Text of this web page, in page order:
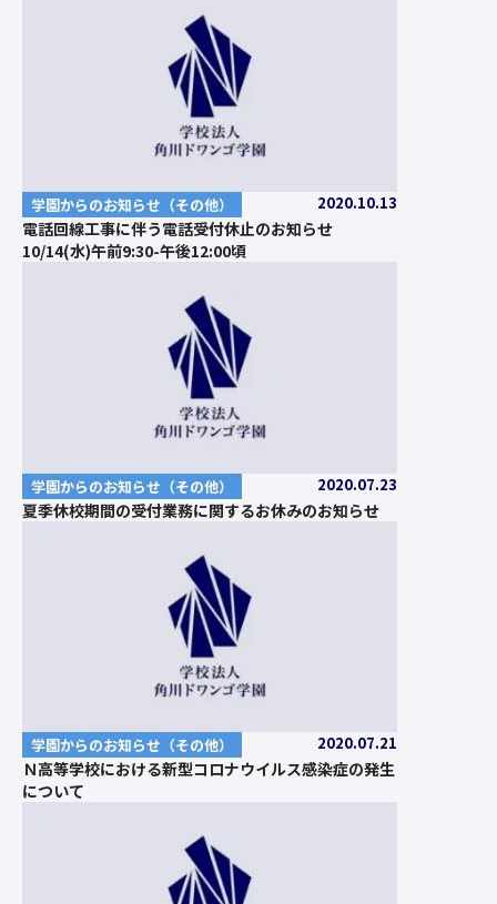
学園からのお知らせ（その他） 2020.10.13
電話回線工事に伴う電話受付休止のお知らせ
10/14(水)午前9:30-午後12:00頃
学園からのお知らせ（その他） 2020.07.23
夏季休校期間の受付業務に関するお休みのお知らせ
学園からのお知らせ（その他） 2020.07.21
Ｎ高等学校における新型コロナウイルス感染症の発生
について